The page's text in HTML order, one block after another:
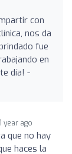
con
nos da
fue
en
día! -
1 year ago
que no hay
haces la